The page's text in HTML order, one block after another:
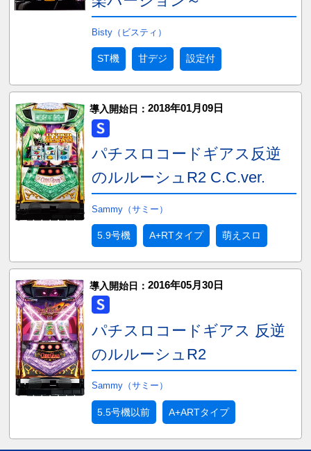
Bisty（ビスティ）
ST機 甘デジ 設定付
導入開始日： 2018年01月09日
パチスロコードギアス反逆
のルルーシュR2 C.C.ver.
Sammy（サミー）
5.9号機 A+RTタイプ 萌えスロ
導入開始日： 2016年05月30日
パチスロコードギアス 反逆
のルルーシュR2
Sammy（サミー）
5.5号機以前 A+ARTタイプ